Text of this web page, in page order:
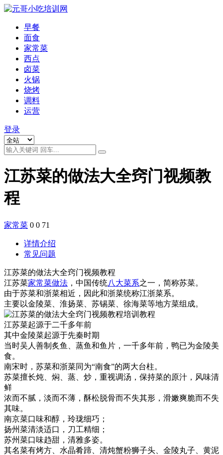
早餐
面食
家常菜
西点
卤菜
火锅
烧烤
调料
运营
登录
江苏菜的做法大全窍门视频教
程
家常菜 0 0 71
详情介绍
常见问题
江苏菜的做法大全窍门视频教程
江苏菜家常菜做法 ，中国传统八大菜系之一，简称苏菜。
由于苏菜和浙菜相近，因此和浙菜统称江浙菜系。
主要以金陵菜、淮扬菜、苏锡菜、徐海菜等地方菜组成。
江苏菜起源于二千多年前
其中金陵菜起源于先秦时期
当时吴人善制炙鱼、蒸鱼和鱼片，一千多年前，鸭已为金陵美
食。
南宋时，苏菜和浙菜同为“南食”的两大台柱。
苏菜擅长炖、焖、蒸、炒，重视调汤，保持菜的原汁，风味清
鲜
浓而不腻，淡而不薄，酥松脱骨而不失其形，滑嫩爽脆而不失
其味。
南京菜口味和醇，玲珑细巧；
扬州菜清淡适口，刀工精细；
苏州菜口味趋甜，清雅多姿。
其名菜有烤方、水晶肴蹄、清炖蟹粉狮子头、金陵丸子、黄泥